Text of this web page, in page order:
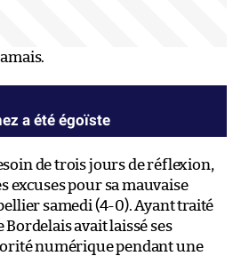
a été égoïste
de trois jours de réflexion,
excuses pour sa mauvaise
samedi (4-0). Ayant traité
Bordelais avait laissé ses
numérique pendant une